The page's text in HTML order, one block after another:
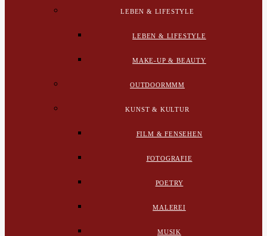
LEBEN & LIFESTYLE
LEBEN & LIFESTYLE
MAKE-UP & BEAUTY
OUTDOORMMM
KUNST & KULTUR
FILM & FENSEHEN
FOTOGRAFIE
POETRY
MALEREI
MUSIK